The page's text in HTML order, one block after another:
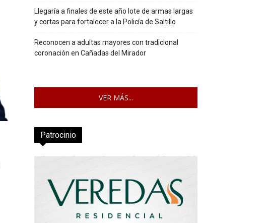
Llegaría a finales de este año lote de armas largas
y cortas para fortalecer a la Policía de Saltillo
Reconocen a adultas mayores con tradicional
coronación en Cañadas del Mirador
VER MÁS...
Patrocinio